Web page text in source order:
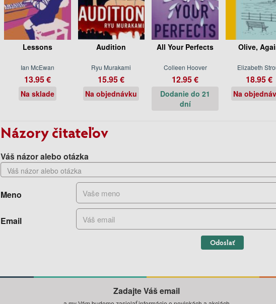
Lessons
Ian McEwan
13.95 €
Na sklade
Audition
Ryu Murakami
15.95 €
Na objednávku
All Your Perfects
Colleen Hoover
12.95 €
Dodanie do 21
dní
Olive,
Elizabeth
18.95 €
Na
Názory čitateľov
Váš názor alebo otázka
Meno
Email
Odoslať
Zadajte Váš email